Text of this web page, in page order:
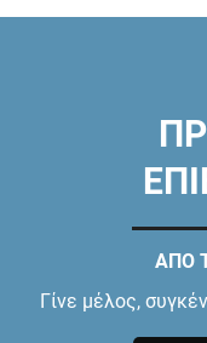
ΑΠΟ
Γίνε μέλος,